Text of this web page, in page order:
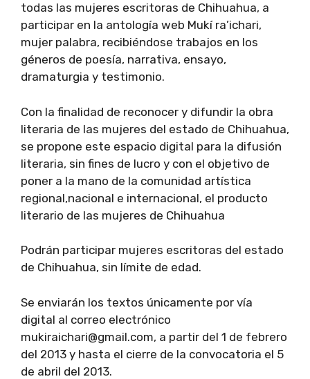
todas las mujeres escritoras de Chihuahua, a
participar en la antología web Mukí ra’ichari,
mujer palabra, recibiéndose trabajos en los
géneros de poesía, narrativa, ensayo,
dramaturgia y testimonio.
Con la finalidad de reconocer y difundir la obra
literaria de las mujeres del estado de Chihuahua,
se propone este espacio digital para la difusión
literaria, sin fines de lucro y con el objetivo de
poner a la mano de la comunidad artística
regional,nacional e internacional, el producto
literario de las mujeres de Chihuahua
Podrán participar mujeres escritoras del estado
de Chihuahua, sin límite de edad.
Se enviarán los textos únicamente por vía
digital al correo electrónico
mukiraichari@gmail.com, a partir del 1 de febrero
del 2013 y hasta el cierre de la convocatoria el 5
de abril del 2013.